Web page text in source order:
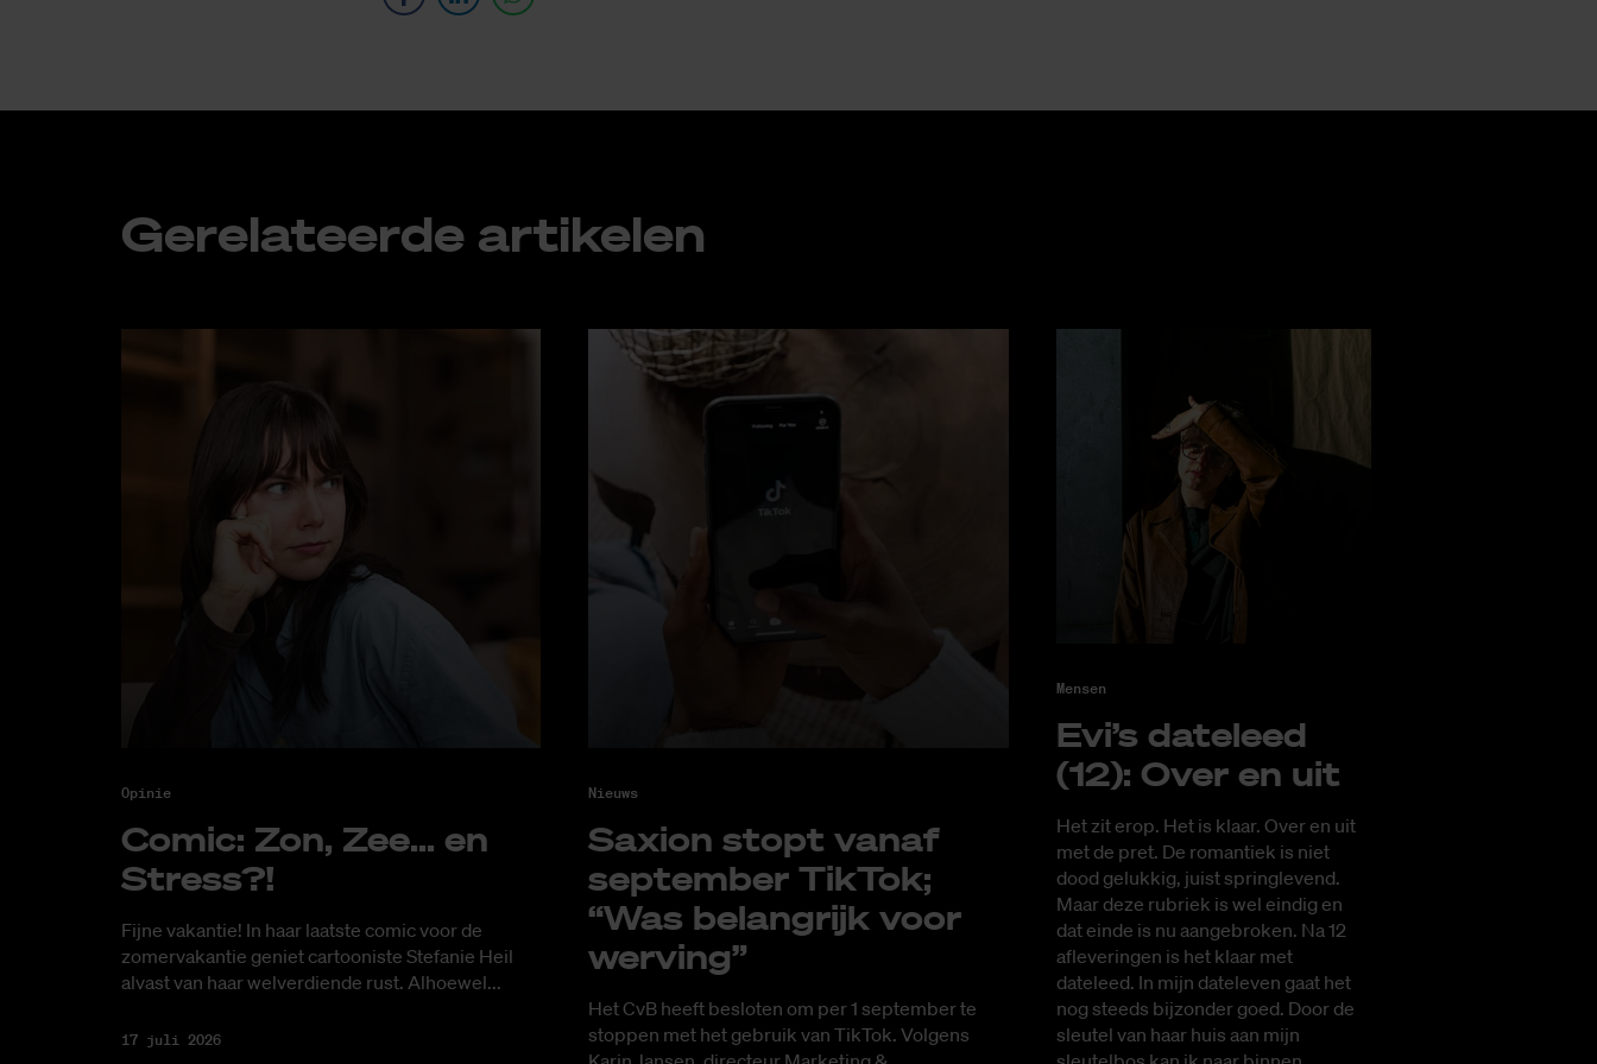
Ge­re­la­teer­de ar­ti­ke­len
Opinie
Co­mic: Zon, Zee... en
Stress?!
Fijne vakantie! In haar laatste comic voor de
zomervakantie geniet cartooniste Stefanie Heil
alvast van haar welverdiende rust. Alhoewel...
17 juli 2026
Nieuws
Saxi­on stopt van­af
sep­tem­ber Tik­Tok;
“Was be­lang­rijk voor
wer­ving”
Het CvB heeft besloten om per 1 september te
stoppen met het gebruik van TikTok. Volgens
Mensen
Evi’s da­te­leed
(12): Over en uit
Het zit erop. Het is klaar. Over en uit
met de pret. De romantiek is niet
dood gelukkig, juist springlevend.
Maar deze rubriek is wel eindig en
dat einde is nu aangebroken. Na 12
afleveringen is het klaar met
dateleed. In mijn dateleven gaat het
nog steeds bijzonder goed. Door de
sleutel van haar huis aan mijn